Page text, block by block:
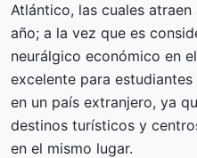
Atlántico, las cuales
año; a la vez que es
neurálgico económico en
excelente para
en un país extranjero, ya
destinos turísticos y
en el mismo lugar.